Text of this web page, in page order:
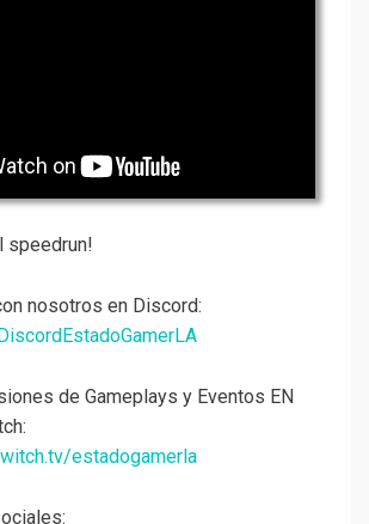
speedrun!
nosotros en Discord:
de Gameplays y Eventos EN
estadogamerla